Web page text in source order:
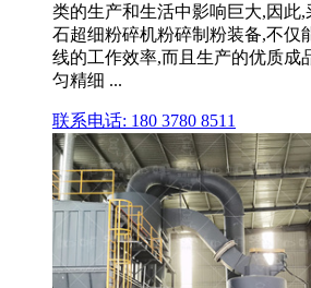
类的生产和生活中影响巨大,因此
石超细粉碎机粉碎制粉装备,不仅
线的工作效率,而且生产的优质成
匀精细 ...
联系电话: 180 3780 8511